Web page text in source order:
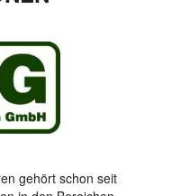
gehört schon seit